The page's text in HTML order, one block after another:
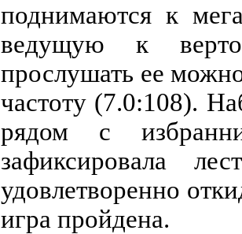
поднимаются к
ведущую к
прослушать ее
частоту (7.0:108).
рядом с
зафиксировала
удовлетворенно
игра пройдена.